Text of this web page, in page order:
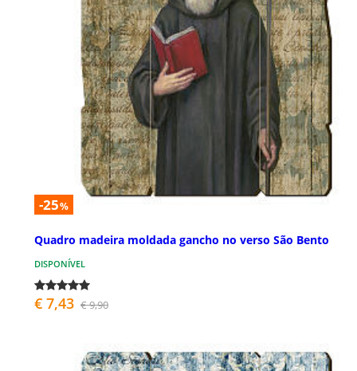
-25%
Quadro madeira moldada gancho no verso São Bento
DISPONÍVEL
€ 7,43 € 9,90